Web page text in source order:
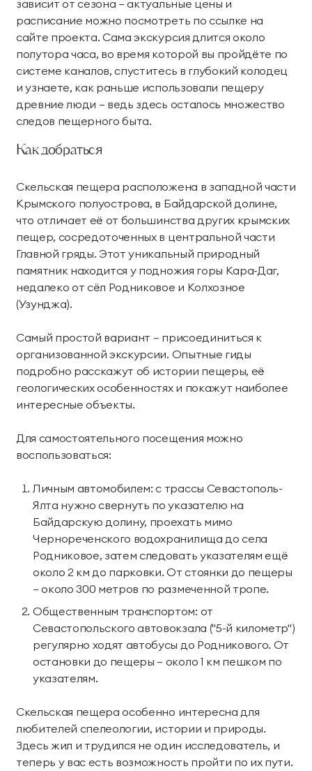
зависит от сезона — актуальные цены и
расписание можно посмотреть по ссылке на
сайте проекта. Сама экскурсия длится около
полутора часа, во время которой вы пройдёте по
системе каналов, спуститесь в глубокий колодец
и узнаете, как раньше использовали пещеру
древние люди — ведь здесь осталось множество
следов пещерного быта.
Как добраться
Скельская пещера расположена в западной части
Крымского полуострова, в Байдарской долине,
что отличает её от большинства других крымских
пещер, сосредоточенных в центральной части
Главной гряды. Этот уникальный природный
памятник находится у подножия горы Кара-Даг,
недалеко от сёл Родниковое и Колхозное
(Узунджа).
Самый простой вариант — присоединиться к
организованной экскурсии. Опытные гиды
подробно расскажут об истории пещеры, её
геологических особенностях и покажут наиболее
интересные объекты.
Для самостоятельного посещения можно
воспользоваться:
Личным автомобилем: с трассы Севастополь-
Ялта нужно свернуть по указателю на
Байдарскую долину, проехать мимо
Чернореченского водохранилища до села
Родниковое, затем следовать указателям ещё
около 2 км до парковки. От стоянки до пещеры
— около 300 метров по размеченной тропе.
Общественным транспортом: от
Севастопольского автовокзала ("5-й километр")
регулярно ходят автобусы до Родникового. От
остановки до пещеры — около 1 км пешком по
указателям.
Скельская пещера особенно интересна для
любителей спелеологии, истории и природы.
Здесь жил и трудился не один исследователь, и
теперь у вас есть возможность пройти по их пути.